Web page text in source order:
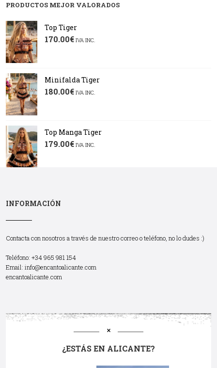
PRODUCTOS MEJOR VALORADOS
Top Tiger
170.00€ IVA INC.
Minifalda Tiger
180.00€ IVA INC.
Top Manga Tiger
179.00€ IVA INC.
INFORMACIÓN
Contacta con nosotros a través de nuestro correo o teléfono, no lo dudes :)
Teléfono: +34 965 981 154
Email: info@encantoalicante.com
encantoalicante.com
¿ESTÁS EN ALICANTE?